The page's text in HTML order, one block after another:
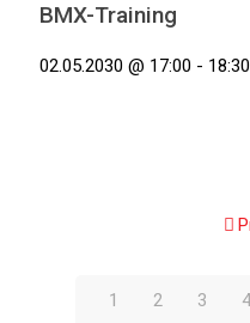
BMX-Training
02.05.2030 @ 17:00 -
1 2 3 4